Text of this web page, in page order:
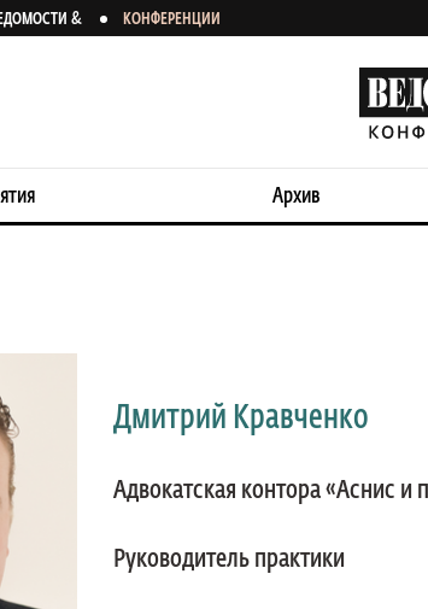
& КОНФЕРЕНЦИИ
Архив
Дмитрий Кравченко
Адвокатская контора «Аснис и
Руководитель практики